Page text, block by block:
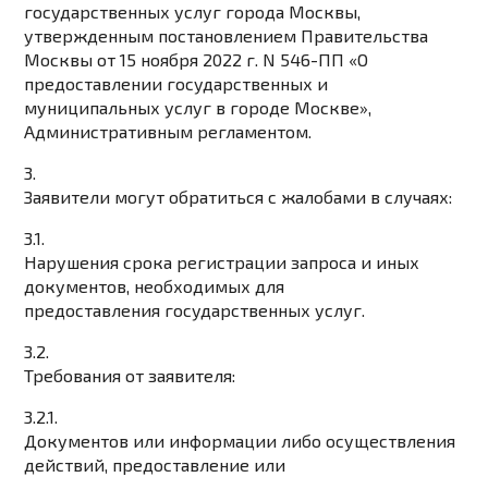
государственных услуг города Москвы,
утвержденным постановлением Правительства
Москвы от 15 ноября 2022 г. N 546-ПП «О
предоставлении государственных и
муниципальных услуг в городе Москве»,
Административным регламентом.
3.
Заявители могут обратиться с жалобами в случаях:
3.1.
Нарушения срока регистрации запроса и иных
документов, необходимых для
предоставления государственных услуг.
3.2.
Требования от заявителя:
3.2.1.
Документов или информации либо осуществления
действий, предоставление или